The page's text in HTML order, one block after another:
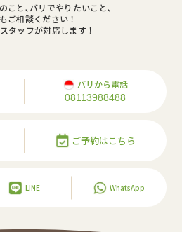
こと､バリでやりたいこと､
ご相談ください！
タッフが対応します！
バリから電話
08113988488
ご予約はこちら
LINE WhatsApp